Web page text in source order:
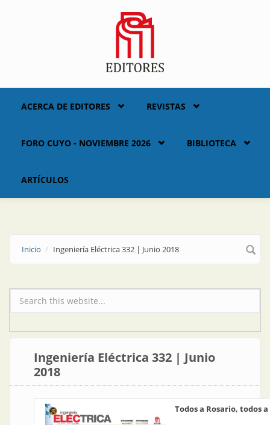
ACERCA DE EDITORES REVISTAS
FORO CUYO - NOVIEMBRE 2026 BIBLIOTECA
ARTÍCULOS
Inicio Ingeniería Eléctrica 332 | Junio 2018
Formulario de búsqueda
Ingeniería Eléctrica 332 | Junio
2018
Todos a Rosario, todos a